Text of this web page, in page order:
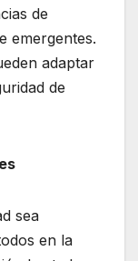
de
emergentes.
adaptar
de
sea
en la